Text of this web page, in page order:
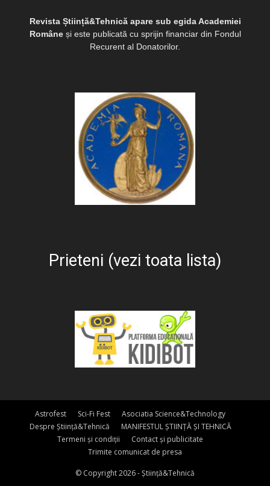
Revista Știință&Tehnică apare sub egida Academiei
Româneși este publicată cu sprijin financiar din Fondul
Recurent al Donatorilor.
Prieteni (vezi toata lista)
Astrofest Sci-Fi Fest
Asociatia Science&Technology
Despre Știință&Tehnică
MANIFESTUL ȘTIINȚĂ ȘI TEHNICĂ
Termeni și condiții
Contact și publicitate
Trimite comunicat de presa
© Copyright 2026 - Știință&Tehnică